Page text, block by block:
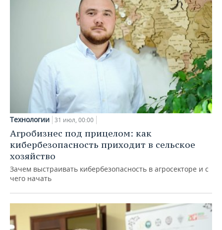
Технологии 31 июл, 00:00
Агробизнес под прицелом: как
кибербезопасность приходит в сельское
хозяйство
Зачем выстраивать кибербезопасность в агросекторе и с
чего начать